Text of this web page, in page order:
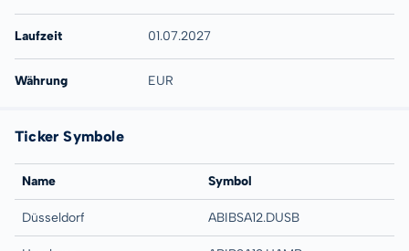
Laufzeit 01.07.2027
Währung EUR
Ticker Symbole
Name Symbol
Düsseldorf ABIBSA12.DUSB